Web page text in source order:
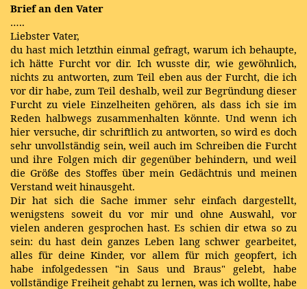
Brief an den Vater
…..
Liebster Vater,
du hast mich letzthin einmal gefragt, warum ich behaupte,
ich hätte Furcht vor dir. Ich wusste dir, wie gewöhnlich,
nichts zu antworten, zum Teil eben aus der Furcht, die ich
vor dir habe, zum Teil deshalb, weil zur Begründung dieser
Furcht zu viele Einzelheiten gehören, als dass ich sie im
Reden halbwegs zusammenhalten könnte. Und wenn ich
hier versuche, dir schriftlich zu antworten, so wird es doch
sehr unvollständig sein, weil auch im Schreiben die Furcht
und ihre Folgen mich dir gegenüber behindern, und weil
die Größe des Stoffes über mein Gedächtnis und meinen
Verstand weit hinausgeht.
Dir hat sich die Sache immer sehr einfach dargestellt,
wenigstens soweit du vor mir und ohne Auswahl, vor
vielen anderen gesprochen hast. Es schien dir etwa so zu
sein: du hast dein ganzes Leben lang schwer gearbeitet,
alles für deine Kinder, vor allem für mich geopfert, ich
habe infolgedessen "in Saus und Braus" gelebt, habe
vollständige Freiheit gehabt zu lernen, was ich wollte, habe